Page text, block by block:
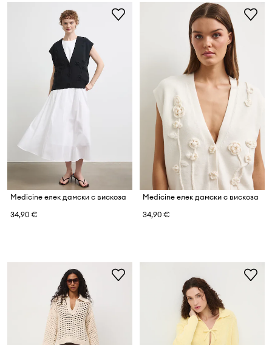
Medicine елек дамски с вискоза
34,90 €
Medicine елек дамски с вискоза
34,90 €